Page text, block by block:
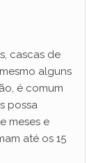
cascas de
alguns
é comum
possa
meses e
até os 15